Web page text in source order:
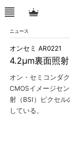
ニュース
4.2μm裏面照
オンセミ AR0221
オン・セミコンダ
CMOSイメージセ
射（BSI）ピクセル
している。